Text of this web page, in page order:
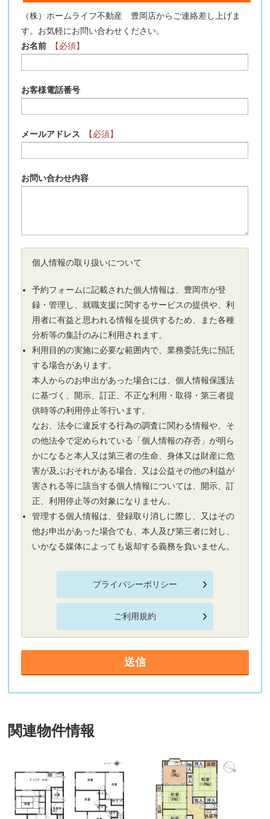
（株）ホームライフ不動産 豊岡店からご連絡差し上げま
す。お気軽にお問い合わせください。
お名前
【必須】
お客様電話番号
メールアドレス 【必須】
お問い合わせ内容
個人情報の取り扱いについて
予約フォームに記載された個人情報は、豊岡市が登
録・管理し、就職支援に関するサービスの提供や、利
用者に有益と思われる情報を提供するため、また各種
分析等の集計のみに利用されます。
利用目的の実施に必要な範囲内で、業務委託先に預託
する場合があります。
本人からのお申出があった場合には、個人情報保護法
に基づく、開示、訂正、不正な利用・取得・第三者提
供時等の利用停止等行います。
なお、法令に違反する行為の調査に関わる情報や、そ
の他法令で定められている「個人情報の存否」が明ら
かになると本人又は第三者の生命、身体又は財産に危
害が及ぶおそれがある場合、又は公益その他の利益が
害される等に該当する個人情報については、開示、訂
正、利用停止等の対象になりません。
管理する個人情報は、登録取り消しに際し、又はその
他お申出があった場合でも、本人及び第三者に対し、
いかなる媒体によっても返却する義務を負いません。
プライバシーポリシー
ご利用規約
関連物件情報